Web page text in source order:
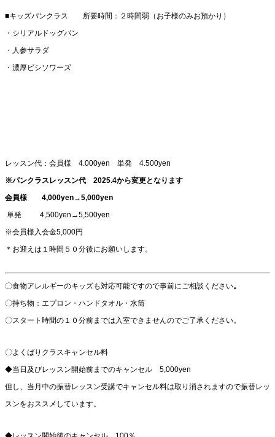
■キッズパンクラス 所要時間：２時間弱（お子様のみお預かり）
・シリアルドッグパン
・人参サラダ
・濃厚ビシソワーズ
レッスン代：会員様 4.000yen 単発 4.500yen
※パンクラスレッスン代 2025.4から変更となります
会員様 4,000yen→5,000yen
単発 4,500yen→5,500yen
※会員様入会金5,000円
＊お迎えは１時間５０分後にお願いします。
〇食物アレルギーのキッズも対応可能ですので事前にご相談ください。
〇持ち物：エプロン・ハンドタオル・水筒
〇スタート時間の１０分前までは入室できませんのでご了承ください。
〇よくばりクラスキャンセル料
◆当日及びレッスン開始前までのキャンセル 5,000yen
但し、当月中の振替レッスン受講でキャンセル料は取り消されますので振替レッ
スンをおススメしています。